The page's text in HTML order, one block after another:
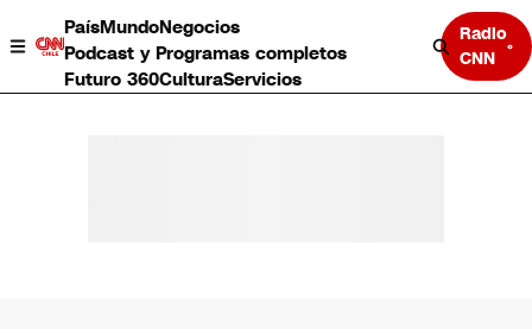
PaísMundoNegocios
Podcast y Programas completos
Futuro 360CulturaServicios
Radio
CNN